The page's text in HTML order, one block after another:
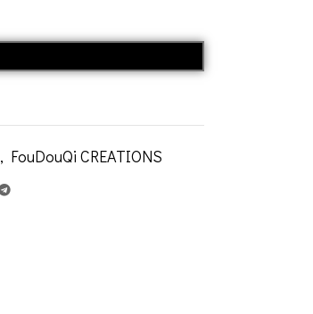
, FouDouQi CREATIONS